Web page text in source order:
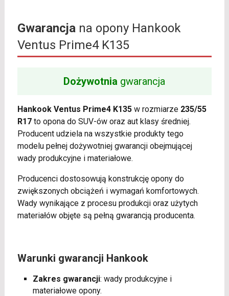
Gwarancjana opony Hankook
Ventus Prime4 K135
Dożywotnia gwarancja
Hankook Ventus Prime4 K135w rozmiarze 235/55
R17to opona do SUV-ów oraz aut klasy średniej.
Producent udziela na wszystkie produkty tego
modelu pełnej dożywotniej gwarancji obejmującej
wady produkcyjne i materiałowe.
Producenci dostosowują konstrukcję opony do
zwiększonych obciążeń i wymagań komfortowych.
Wady wynikające z procesu produkcji oraz użytych
materiałów objęte są pełną gwarancją producenta.
Warunki gwarancji Hankook
Zakres gwarancji: wady produkcyjne i
materiałowe opony.